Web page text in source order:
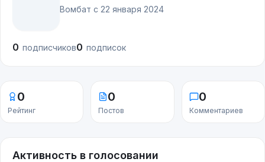
Вомбат с 22 января 2024
0 подписчиков0 подписок
0
Рейтинг
0
Постов
0
Комментариев
Активность в голосовании